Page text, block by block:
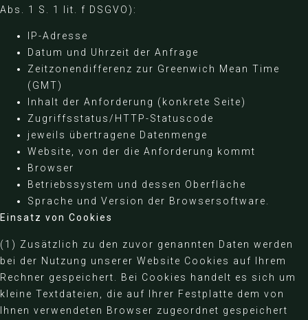
Abs. 1 S. 1 lit. f DSGVO):
IP-Adresse
Datum und Uhrzeit der Anfrage
Zeitzonendifferenz zur Greenwich Mean Time
(GMT)
Inhalt der Anforderung (konkrete Seite)
Zugriffsstatus/HTTP-Statuscode
jeweils übertragene Datenmenge
Website, von der die Anforderung kommt
Browser
Betriebssystem und dessen Oberfläche
Sprache und Version der Browsersoftware.
Einsatz von Cookies
(1) Zusätzlich zu den zuvor genannten Daten werden
bei der Nutzung unserer Website Cookies auf Ihrem
Rechner gespeichert. Bei Cookies handelt es sich um
kleine Textdateien, die auf Ihrer Festplatte dem von
Ihnen verwendeten Browser zugeordnet gespeichert